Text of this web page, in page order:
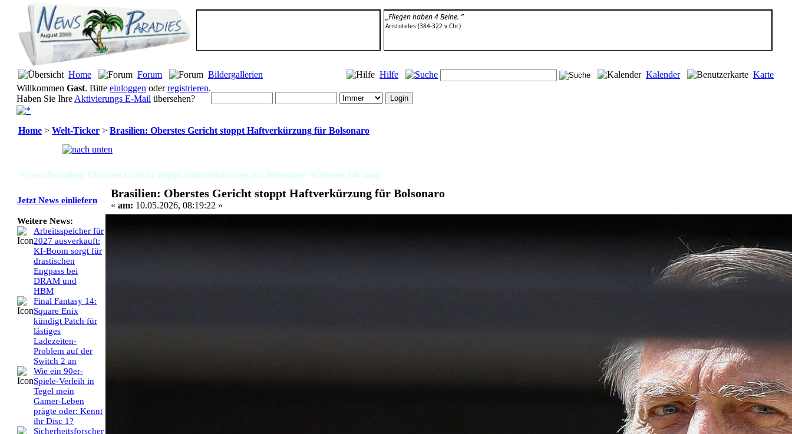
„Fliegen haben 4 Beine. ”
Aristoteles (384-322 v.Chr.)
Home Forum Bildergallerien Hilfe Kalender
Karte
Willkommen Gast. Bitte einloggen oderregistrieren.
Haben Sie Ihre Aktivierungs E-Mail übersehen?
Home > Welt-Ticker > Brasilien: Oberstes Gericht stoppt Haftverkürzung für Bolsonaro
News: Brasilien: Oberstes Gericht stoppt Haftverkürzung für Bolsonaro (Gelesen 146 mal)
Jetzt News einliefern
Weitere News:
Arbeitsspeicher für
2027 ausverkauft:
KI-Boom sorgt für
drastischen
Engpass bei
DRAM und
HBM
Final Fantasy 14:
Square Enix
kündigt Patch für
lästiges
Ladezeiten-
Problem auf der
Switch 2 an
Wie ein 90er-
Spiele-Verleih in
Tegel mein
Gamer-Leben
prägte oder: Kennt
ihr Disc 1?
Sicherheitsforscher
Brasilien: Oberstes Gericht stoppt Haftverkürzung für Bolsonaro
« am: 10.05.2026, 08:19:22 »